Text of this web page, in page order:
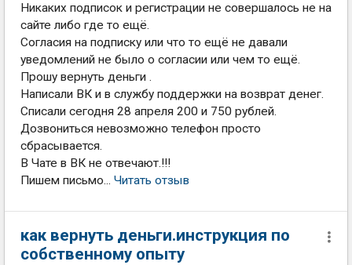
Никаких подписок и регистрации не совершалось не на
сайте либо где то ещё.
Согласия на подписку или что то ещё не давали
уведомлений не было о согласии или чем то ещё.
Прошу вернуть деньги .
Написали ВК и в службу поддержки на возврат денег.
Списали сегодня 28 апреля 200 и 750 рублей.
Дозвониться невозможно телефон просто
сбрасывается.
В Чате в ВК не отвечают.!!!
Пишем письмо... Читать отзыв
как вернуть деньги.инструкция по
собственному опыту